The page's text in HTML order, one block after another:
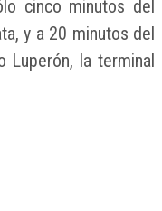
cinco minutos del
y a 20 minutos del
Luperón, la terminal